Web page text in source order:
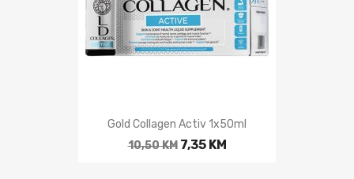
Gold Collagen Activ 1x50ml
10,50 KM 7,35 KM